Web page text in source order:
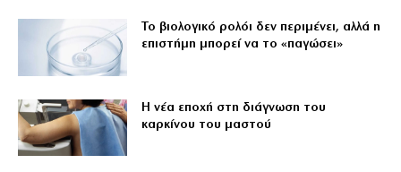
Το βιολογικό ρολόι δεν περιμένει, αλλά η
επιστήμη μπορεί να το «παγώσει»
Η νέα εποχή στη διάγνωση του
καρκίνου του μαστού